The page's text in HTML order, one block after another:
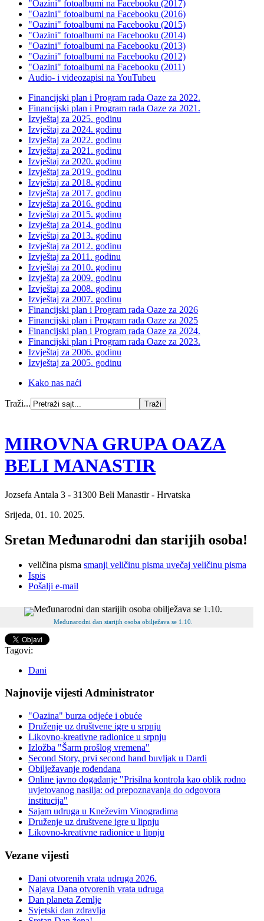
"Oazini" fotoalbumi na Facebooku (2017)
"Oazini" fotoalbumi na Facebooku (2016)
"Oazini" fotoalbumi na Facebooku (2015)
"Oazini" fotoalbumi na Facebooku (2014)
"Oazini" fotoalbumi na Facebooku (2013)
"Oazini" fotoalbumi na Facebooku (2012)
"Oazini" fotoalbumi na Facebooku (2011)
Audio- i videozapisi na YouTubeu
Financijski plan i Program rada Oaze za 2022.
Financijski plan i Program rada Oaze za 2021.
Izvještaj za 2025. godinu
Izvještaj za 2024. godinu
Izvještaj za 2022. godinu
Izvještaj za 2021. godinu
Izvještaj za 2020. godinu
Izvještaj za 2019. godinu
Izvještaj za 2018. godinu
Izvještaj za 2017. godinu
Izvještaj za 2016. godinu
Izvještaj za 2015. godinu
Izvještaj za 2014. godinu
Izvještaj za 2013. godinu
Izvještaj za 2012. godinu
Izvještaj za 2011. godinu
Izvještaj za 2010. godinu
Izvještaj za 2009. godinu
Izvještaj za 2008. godinu
Izvještaj za 2007. godinu
Financijski plan i Program rada Oaze za 2026
Financijski plan i Program rada Oaze za 2025
Financijski plan i Program rada Oaze za 2024.
Financijski plan i Program rada Oaze za 2023.
Izvještaj za 2006. godinu
Izvještaj za 2005. godinu
Kako nas naći
Traži...
MIROVNA GRUPA OAZA
BELI MANASTIR
Jozsefa Antala 3 - 31300 Beli Manastir - Hrvatska
Srijeda, 01. 10. 2025.
Sretan Međunarodni dan starijih osoba!
veličina pisma smanji veličinu pisma uvečaj veličinu pisma
Ispis
Pošalji e-mail
Međunarodni dan starijih osoba obilježava se 1.10.
Tagovi:
Dani
Najnovije vijesti Administrator
"Oazina" burza odjeće i obuće
Druženje uz društvene igre u srpnju
Likovno-kreativne radionice u srpnju
Izložba "Šarm prošlog vremena"
Second Story, prvi second hand buvljak u Dardi
Obilježavanje rođendana
Online javno događanje "Prisilna kontrola kao oblik rodno
uvjetovanog nasilja: od prepoznavanja do odgovora
institucija"
Sajam udruga u Kneževim Vinogradima
Druženje uz društvene igre u lipnju
Likovno-kreativne radionice u lipnju
Vezane vijesti
Dani otvorenih vrata udruga 2026.
Najava Dana otvorenih vrata udruga
Dan planeta Zemlje
Svjetski dan zdravlja